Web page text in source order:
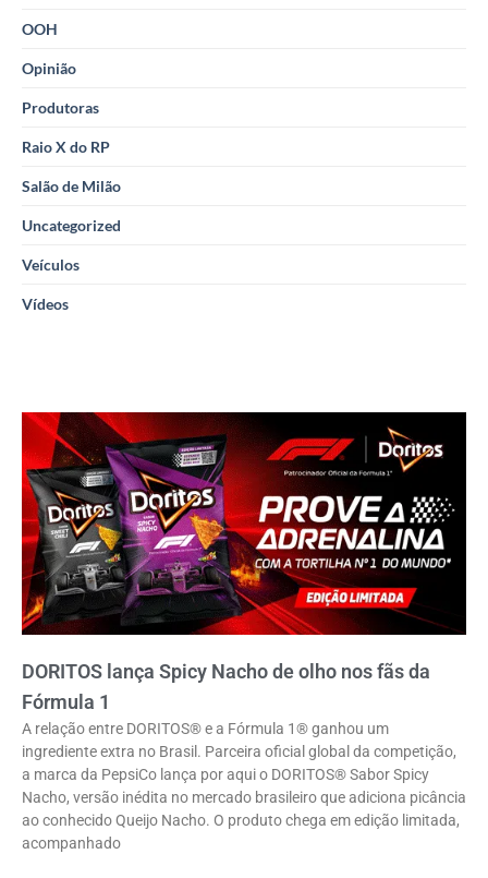
OOH
Opinião
Produtoras
Raio X do RP
Salão de Milão
Uncategorized
Veículos
Vídeos
DORITOS lança Spicy Nacho de olho nos fãs da
Fórmula 1
A relação entre DORITOS® e a Fórmula 1® ganhou um
ingrediente extra no Brasil. Parceira oficial global da competição,
a marca da PepsiCo lança por aqui o DORITOS® Sabor Spicy
Nacho, versão inédita no mercado brasileiro que adiciona picância
ao conhecido Queijo Nacho. O produto chega em edição limitada,
acompanhado